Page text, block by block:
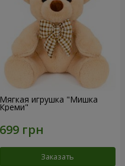
Мягкая игрушка "Мишка
Креми"
Заказать